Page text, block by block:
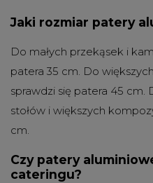
Jaki rozmiar patery
Do małych przekąsek i
patera 35 cm. Do
sprawdzi się patera 45 cm.
stołów i większych
cm.
Czy patery
cateringu?